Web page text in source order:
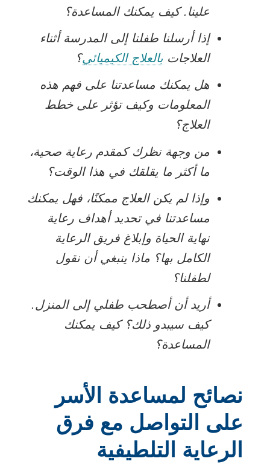
علينا. كيف يمكنك المساعدة؟
إذا أرسلنا طفلنا إلى المدرسة أثناء
العلاجات بالعلاج الكيميائي؟
هل يمكنك مساعدتنا على فهم هذه
المعلومات وكيف تؤثر على خطط
العلاج؟
من وجهة نظرك كمقدم رعاية صحية،
ما أكثر ما يقلقك في هذا الوقت؟
وإذا لم يكن العلاج ممكنًا، فهل يمكنك
مساعدتنا في تحديد أهداف رعاية
نهاية الحياة وإبلاغ فريق الرعاية
الكامل بها؟ ماذا ينبغي أن نقول
لطفلنا؟
أريد أن أصطحب طفلي إلى المنزل.
كيف سيبدو ذلك؟ كيف يمكنك
المساعدة؟
نصائح لمساعدة الأسر
على التواصل مع فرق
الرعاية التلطيفية